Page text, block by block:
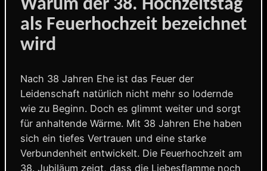
Warum der 38. Hochzeitstag
als Feuerhochzeit bezeichnet
wird
Nach 38 Jahren Ehe ist das Feuer der
Leidenschaft natürlich nicht mehr so lodernde
wie zu Beginn. Doch es glimmt weiter und sorgt
für anhaltende Wärme. Mit 38 Jahren Ehe haben
sich ein tiefes Vertrauen und eine starke
Verbundenheit entwickelt. Die Feuerhochzeit am
38. Jubiläum zeigt, dass die Liebesflamme noch